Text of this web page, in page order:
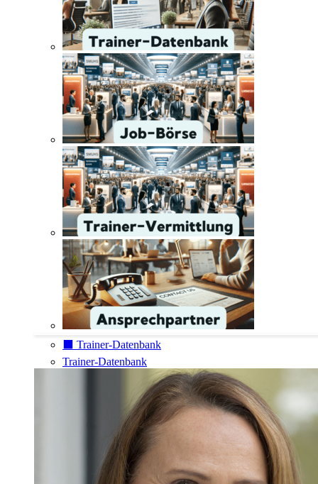
⬛️ Trainer-Datenbank
Trainer-Datenbank